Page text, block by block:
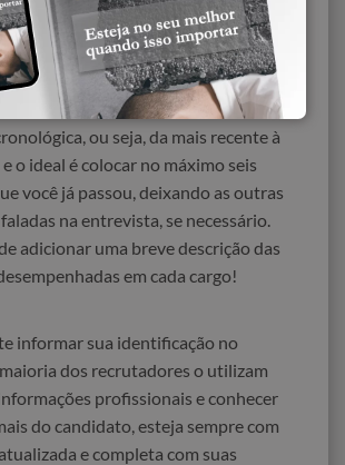
uma primeira impressão positiva.
na estrutura e organização do
profissionais devem ser listadas
ou seja, da mais recente à
o ideal é colocar no máximo seis
você já passou, deixando as outras
na entrevista, se necessário.
adicionar uma breve descrição das
em cada cargo!
informar sua identificação no
maioria dos recrutadores o utilizam
profissionais e conhecer
do candidato, esteja sempre com
e completa com suas